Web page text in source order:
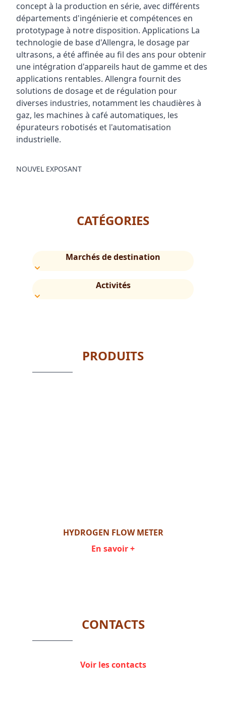
concept à la production en série, avec différents
départements d'ingénierie et compétences en
prototypage à notre disposition. Applications La
technologie de base d'Allengra, le dosage par
ultrasons, a été affinée au fil des ans pour obtenir
une intégration d'appareils haut de gamme et des
applications rentables. Allengra fournit des
solutions de dosage et de régulation pour
diverses industries, notamment les chaudières à
gaz, les machines à café automatiques, les
épurateurs robotisés et l'automatisation
industrielle.
NOUVEL EXPOSANT
CATÉGORIES
Marchés de destination
Activités
PRODUITS
HYDROGEN FLOW METER
En savoir +
CONTACTS
Voir les contacts